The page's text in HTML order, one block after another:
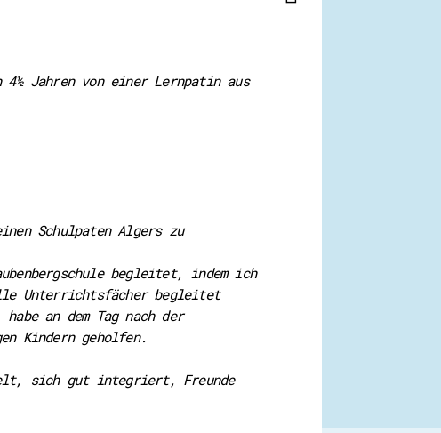
Jahren von einer Lernpatin aus
Schulpaten Algers zu
begleitet, indem ich
Unterrichtsfächer begleitet
an dem Tag nach der
Kindern geholfen.
sich gut integriert, Freunde